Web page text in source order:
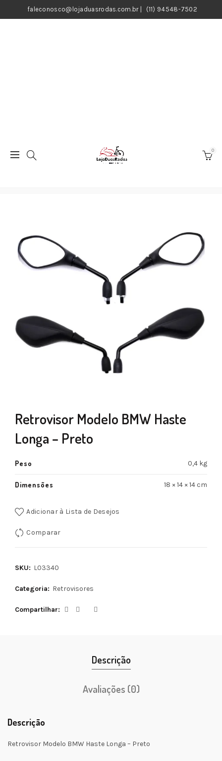
faleconosco@lojaduasrodas.com.br| (11) 94548-7502
0
Retrovisor Modelo BMW Haste
Longa – Preto
Peso 0,4 kg
Dimensões 18 × 14 × 14 cm
Adicionar à Lista de Desejos
Comparar
SKU: L03340
Categoria: Retrovisores
Compartilhar
Descrição
Avaliações (0)
Descrição
Retrovisor Modelo BMW Haste Longa – Preto